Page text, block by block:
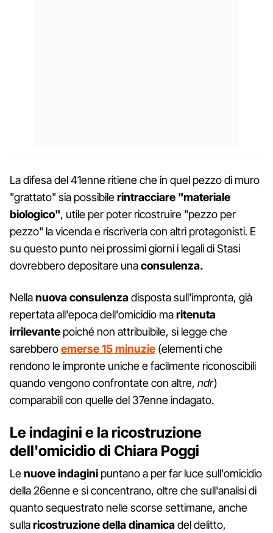
La difesa del 41enne ritiene che in quel pezzo di muro
"grattato" sia possibilerintracciare "materiale
biologico", utile per poter ricostruire "pezzo per
pezzo" la vicenda e riscriverla con altri protagonisti. E
su questo punto nei prossimi giorni i legali di Stasi
dovrebbero depositare unaconsulenza.
Nellanuova consulenzadisposta sull'impronta, già
repertata all'epoca dell'omicidio maritenuta
irrilevante poiché non attribuibile, si legge che
sarebberoemerse 15 minuzie (elementi che
rendono le impronte uniche e facilmente riconoscibili
quando vengono confrontate con altre, ndr)
comparabili con quelle del 37enne indagato.
Le indagini e la ricostruzione
dell'omicidio di Chiara Poggi
Lenuove indagini puntano a per far luce sull'omicidio
della 26enne e si concentrano, oltre che sull'analisi di
quanto sequestrato nelle scorse settimane, anche
sullaricostruzione della dinamicadel delitto,